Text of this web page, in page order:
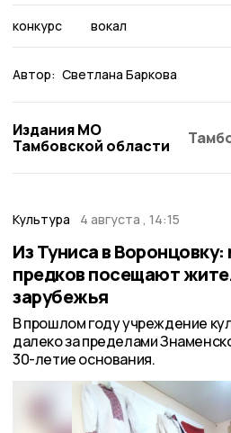
конкурс вокал
Автор: Светлана Баркова
Издания МО
Тамбовской области
Культура 4 августа , 14:15
Из Туниса в
предков посещают
зарубежья
В прошлом году учреждение
далеко за пределами
30-летие основания.